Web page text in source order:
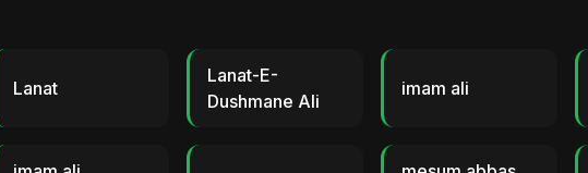
Lanat
Lanat-E-
Dushmane Ali
imam ali